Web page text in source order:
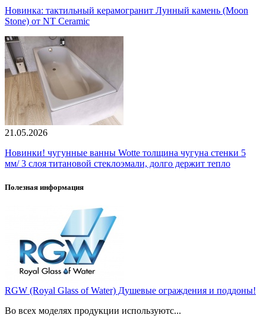
Новинка: тактильный керамогранит Лунный камень (Moon
Stone) от NT Ceramic
21.05.2026
Новинки! чугунные ванны Wotte толщина чугуна стенки 5
мм/ 3 слоя титановой стеклоэмали, долго держит тепло
Полезная информация
RGW (Royal Glass of Water) Душевые ограждения и поддоны!
Во всех моделях продукции используютс...